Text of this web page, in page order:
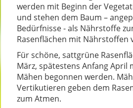
werden mit Beginn der
und stehen dem Baum –
Bedürfnisse - als Nährstoffe
Rasenflächen mit Nährstoffen
Für schöne, sattgrüne
März, spätestens Anfang April
Mähen begonnen werden.
Vertikutieren geben dem
zum Atmen.